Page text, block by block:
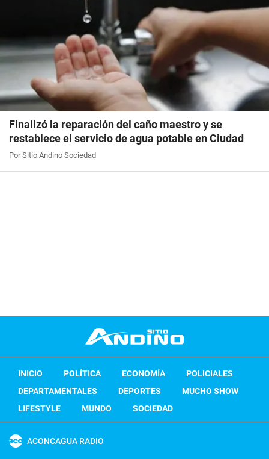
Finalizó la reparación del caño maestro y se
restablece el servicio de agua potable en Ciudad
Por Sitio Andino Sociedad
INICIO POLÍTICA ECONOMÍA
POLICIALES
DEPARTAMENTALES
DEPORTES
MUCHO SHOW
LIFESTYLE
MUNDO SOCIEDAD
ACONCAGUA RADIO